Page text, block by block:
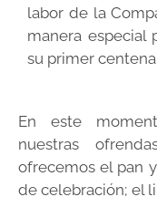
labor de la
manera especial
su primer
En este
nuestras
ofrecemos el pan
de celebración; el